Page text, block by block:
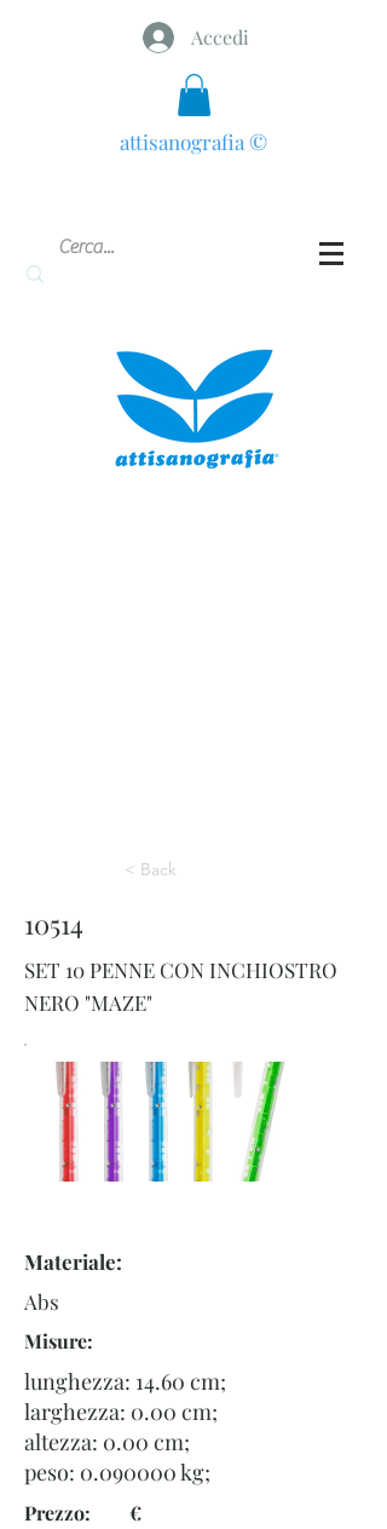
Accedi
attisanografia ©
< Back
10514
SET 10 PENNE CON INCHIOSTRO
NERO "MAZE"
Materiale:
Abs
Misure:
lunghezza: 14.60 cm;
larghezza: 0.00 cm;
altezza: 0.00 cm;
peso: 0.090000kg;
Prezzo: €